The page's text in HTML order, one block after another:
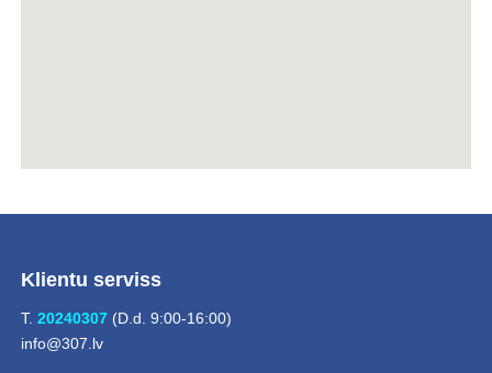
Klientu serviss
T. 20240307(D.d. 9:00-16:00)
info@307.lv